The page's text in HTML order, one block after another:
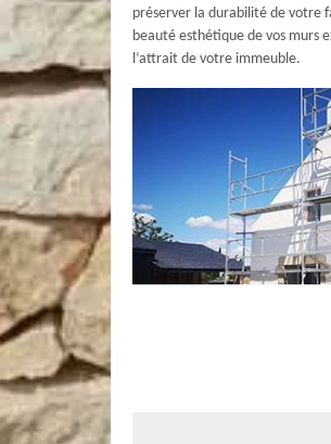
préserver la durabilité de votre
beauté esthétique de vos murs
l’attrait de votre immeuble.